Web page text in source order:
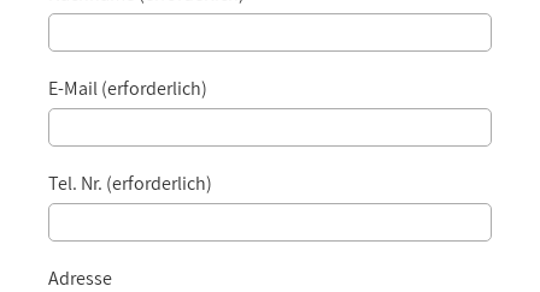
E-Mail (erforderlich)
Tel. Nr. (erforderlich)
Adresse